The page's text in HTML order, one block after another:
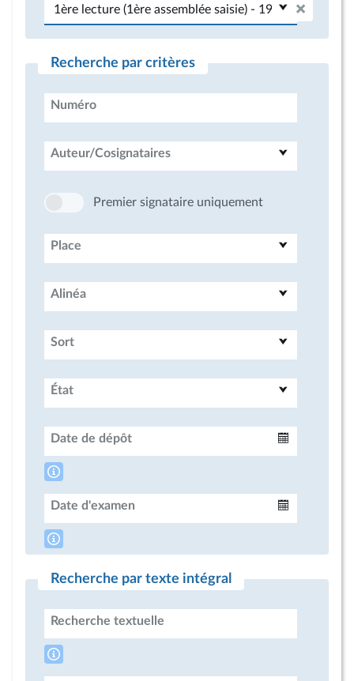
Recherche par critères
Numéro
Auteur/Cosignataires
Premier signataire uniquement
Place
Alinéa
Sort
État
Date de dépôt
Date d'examen
Recherche par texte intégral
Recherche textuelle